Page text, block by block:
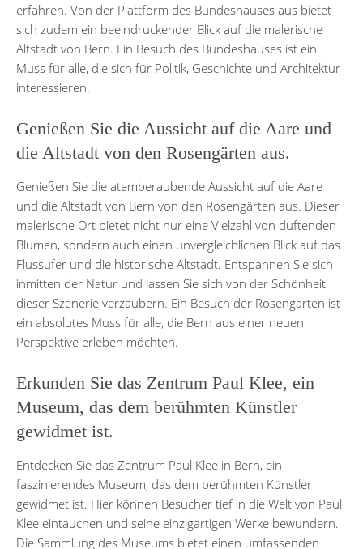
erfahren. Von der Plattform des Bundeshauses aus bietet
sich zudem ein beeindruckender Blick auf die malerische
Altstadt von Bern. Ein Besuch des Bundeshauses ist ein
Muss für alle, die sich für Politik, Geschichte und Architektur
interessieren.
Genießen Sie die Aussicht auf die Aare und
die Altstadt von den Rosengärten aus.
Genießen Sie die atemberaubende Aussicht auf die Aare
und die Altstadt von Bern von den Rosengärten aus. Dieser
malerische Ort bietet nicht nur eine Vielzahl von duftenden
Blumen, sondern auch einen unvergleichlichen Blick auf das
Flussufer und die historische Altstadt. Entspannen Sie sich
inmitten der Natur und lassen Sie sich von der Schönheit
dieser Szenerie verzaubern. Ein Besuch der Rosengärten ist
ein absolutes Muss für alle, die Bern aus einer neuen
Perspektive erleben möchten.
Erkunden Sie das Zentrum Paul Klee, ein
Museum, das dem berühmten Künstler
gewidmet ist.
Entdecken Sie das Zentrum Paul Klee in Bern, ein
faszinierendes Museum, das dem berühmten Künstler
gewidmet ist. Hier können Besucher tief in die Welt von Paul
Klee eintauchen und seine einzigartigen Werke bewundern.
Die Sammlung des Museums bietet einen umfassenden